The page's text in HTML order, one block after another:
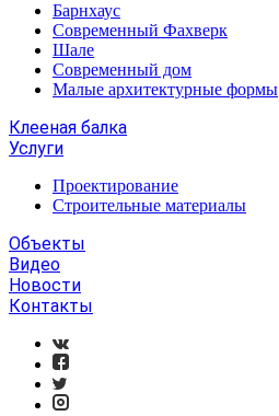
Барнхаус
Современный Фахверк
Шале
Современный дом
Малые архитектурные формы
Клееная балка
Услуги
Проектирование
Строительные материалы
Объекты
Видео
Новости
Контакты